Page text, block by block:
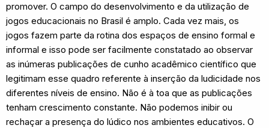
promover. O campo do desenvolvimento e da utilização de
jogos educacionais no Brasil é amplo. Cada vez mais, os
jogos fazem parte da rotina dos espaços de ensino formal e
informal e isso pode ser facilmente constatado ao observar
as inúmeras publicações de cunho acadêmico científico que
legitimam esse quadro referente à inserção da ludicidade nos
diferentes níveis de ensino. Não é à toa que as publicações
tenham crescimento constante. Não podemos inibir ou
rechaçar a presença do lúdico nos ambientes educativos. O